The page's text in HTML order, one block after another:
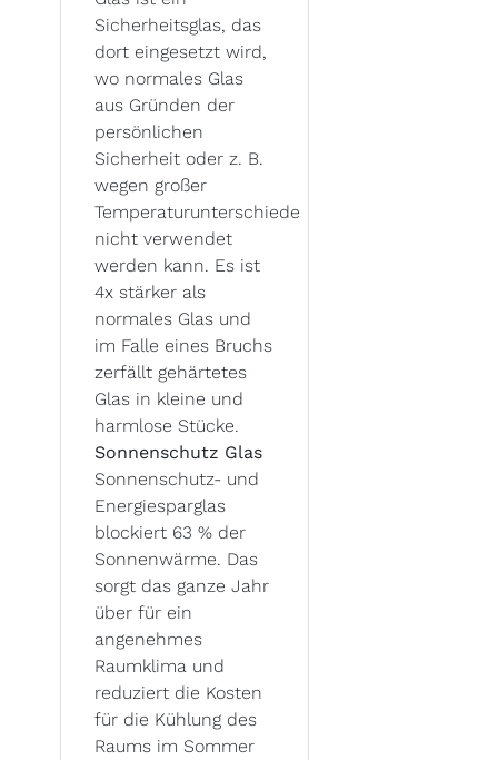
Sicherheitsglas, das
dort eingesetzt wird,
wo normales Glas
aus Gründen der
persönlichen
Sicherheit oder z. B.
wegen großer
Temperaturunterschiede
nicht verwendet
werden kann. Es ist
4x stärker als
normales Glas und
im Falle eines Bruchs
zerfällt gehärtetes
Glas in kleine und
harmlose Stücke.
Sonnenschutz Glas
Sonnenschutz- und
Energiesparglas
blockiert 63 % der
Sonnenwärme. Das
sorgt das ganze Jahr
über für ein
angenehmes
Raumklima und
reduziert die Kosten
für die Kühlung des
Raums im Sommer